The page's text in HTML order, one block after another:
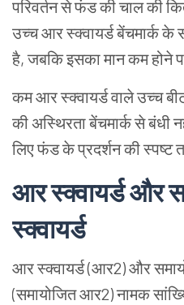
परिवर्तन से फंड की चाल की
उच्च आर स्क्वायर्ड बेंचमार्क के
है, जबकि इसका मान कम होने
कम आर स्क्वायर्ड वाले उच्च
की अस्थिरता बेंचमार्क से बंधी
लिए फंड के प्रदर्शन की स्पष्ट
आर स्क्वायर्ड और
स्क्वायर्ड
आर स्क्वायर्ड (आर2) और
(समायोजित आर2) नामक